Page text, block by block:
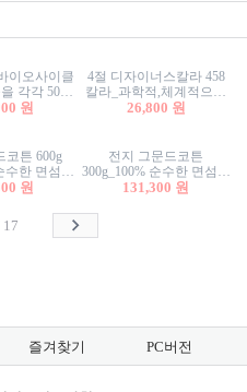
이오사이클
각각 50%
친환경그래
원
4절 디자이너스칼라 458
칼라_과학적,체계적으로
분류된 200색을 갖춘 색지
26,800 원
코튼 600g
수한 면섬유
경프리미엄
원
전지 그문드코튼
300g_100% 순수한 면섬유
로 만든 친환경프리미엄
131,300 원
17
즐겨찾기 PC버전